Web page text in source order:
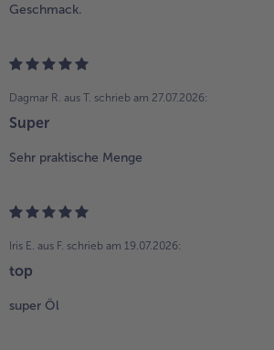
Geschmack.
Dagmar R. aus T. schrieb am 27.07.2026:
Super
Sehr praktische Menge
Iris E. aus F. schrieb am 19.07.2026:
top
super Öl